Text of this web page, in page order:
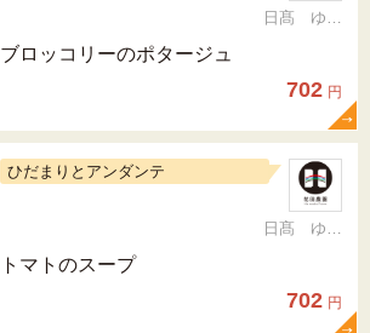
日髙 ゆかり
ブロッコリーのポタージュ
702 円
ひだまりとアンダンテ
日髙 ゆかり
トマトのスープ
702 円